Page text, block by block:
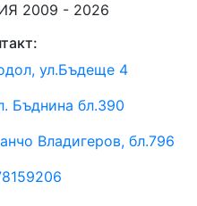
2009 - 2026
ул.Бъдеще 4
Бъднина бл.390
Владигеров, бл.796